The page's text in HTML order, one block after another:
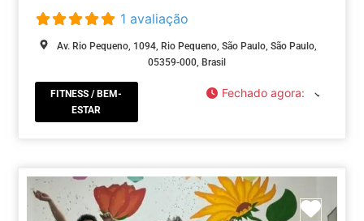
1 avaliação
Av. Rio Pequeno, 1094, Rio Pequeno, São Paulo, São Paulo,
05359-000, Brasil
FITNESS / BEM-
ESTAR
Fechado agora: